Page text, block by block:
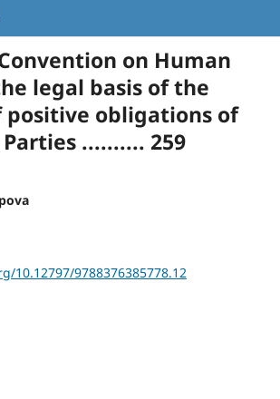
on Human
legal basis of the
positive obligations of
.......... 259
10.12797/9788376385778.12